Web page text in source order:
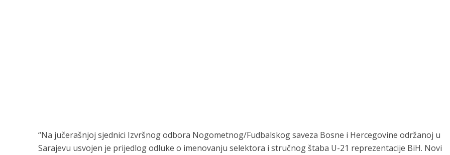
“Na jučerašnjoj sjednici Izvršnog odbora Nogometnog/Fudbalskog saveza Bosne i Hercegovine održanoj u
Sarajevu usvojen je prijedlog odluke o imenovanju selektora i stručnog štaba U-21 reprezentacije BiH. Novi